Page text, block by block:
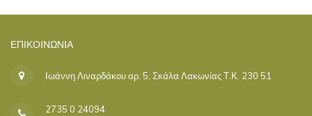
ΕΠΙΚΟΙΝΩΝΊΑ
Ιωάννη Λιναρδάκου αρ. 5, Σκάλα Λακωνίας Τ.Κ. 230 51
2735 0 24094